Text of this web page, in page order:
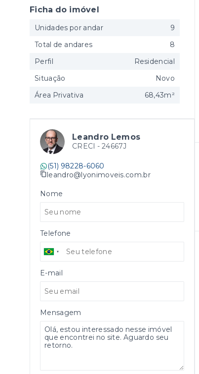
Ficha do imóvel
Unidades por andar
9
Total de andares
8
Perfil
Residencial
Situação
Novo
Área Privativa
68,43m²
Leandro Lemos
CRECI - 24667J
(51) 98228-6060
leandro@lyonimoveis.com.br
Nome
Telefone
E-mail
Mensagem